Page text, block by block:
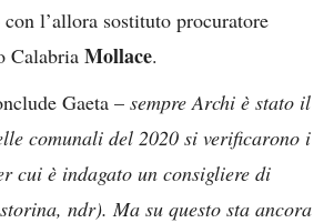
l’allora sostituto procuratore
Calabria Mollace.
Gaeta – sempre Archi è stato il
comunali del 2020 si verificarono i
cui è indagato un consigliere di
ndr). Ma su questo sta ancora